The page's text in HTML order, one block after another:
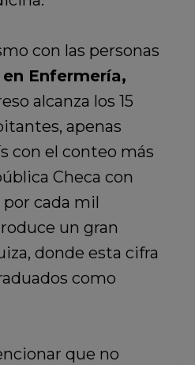
con las personas
Enfermería,
alcanza los 15
apenas
con el conteo más
Checa con
cada mil
un gran
donde esta cifra
como
que no